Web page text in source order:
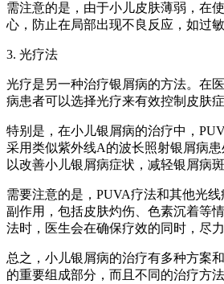
需注意的是，由于小儿皮肤薄弱，在
心，防止在局部出现不良反应，如过敏
3. 光疗法
光疗是另一种治疗银屑病的方法。在
病患者可以选择光疗来有效控制皮肤症
特别是，在小儿银屑病的治疗中，
采用类似紫外线A的波长照射银屑病
以改善小儿银屑病症状，减轻银屑病斑
需要注意的是，PUVA疗法和其他光
副作用，包括皮肤灼伤、色素沉着等
法时，医生会在确保疗效的同时，尽
总之，小儿银屑病的治疗有多种方案
的重要组成部分，而且不同的治疗方